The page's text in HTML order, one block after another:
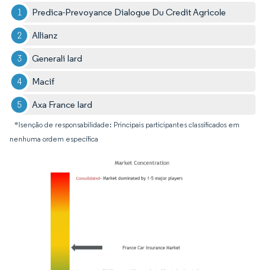
Predica-Prevoyance Dialogue Du Credit Agricole
Allianz
Generali Iard
Macif
Axa France Iard
*Isenção de responsabilidade: Principais participantes classificados em
nenhuma ordem específica